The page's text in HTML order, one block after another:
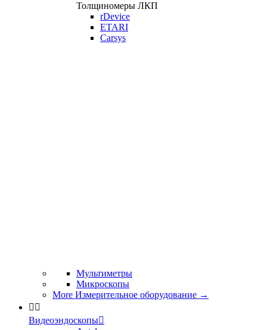
Толщиномеры ЛКП
rDevice
ETARI
Carsys
Мультиметры
Микроскопы
More Измерительное оборудование →
 
Видеоэндоскопы